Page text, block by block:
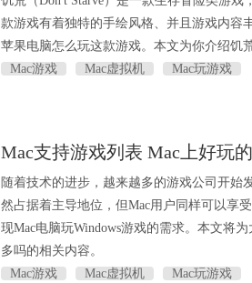
款游戏有着独特的手绘风格、并且游戏内容
苹果电脑怎么玩这款游戏。本文为你介绍饥
Mac游戏
Mac虚拟机 Mac玩游戏
Mac支持游戏列表 Mac上好玩
随着技术的进步，越来越多的游戏公司开始
然占据着主导地位，但Mac用户同样可以享
现Mac电脑玩Windows游戏的需求。本文将
多吗的相关内容。
Mac游戏
Mac虚拟机 Mac玩游戏